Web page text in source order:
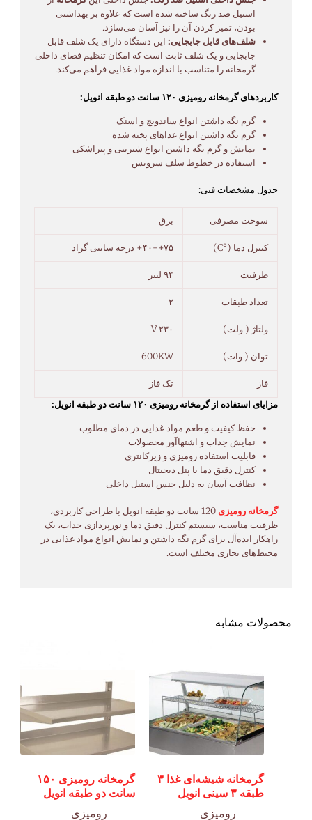
استیل ضد زنگ ساخته شده است که علاوه بر بهداشتی
بودن، تمیز کردن آن را نیز آسان می‌سازد.
شلف‌های قابل جابجایی: این دستگاه دارای یک شلف قابل
جابجایی و یک شلف ثابت است که امکان تنظیم فضای داخلی
گرمخانه را متناسب با اندازه مواد غذایی فراهم می‌کند.
کاربردهای گرمخانه رومیزی ۱۲۰ سانت دو طبقه انویل:
گرم نگه داشتن انواع ساندویچ و اسنک
گرم نگه داشتن انواع غذاهای پخته شده
نمایش و گرم نگه داشتن انواع شیرینی و پیراشکی
استفاده در خطوط سلف سرویس
جدول مشخصات فنی:
سوخت مصرفی برق
کنترل دما (°C) ۷۵+-۴۰+ درجه سانتی گراد
ظرفیت ۹۴ لیتر
تعداد طبقات ۲
ولتاژ ( ولت) ۲۳۰ V
توان ( وات) 600KW
فاز
تک فاز
مزایای استفاده از گرمخانه رومیزی ۱۲۰ سانت دو طبقه انویل:
حفظ کیفیت و طعم مواد غذایی در دمای مطلوب
نمایش جذاب و اشتهاآور محصولات
قابلیت استفاده رومیزی و زیرکانتری
کنترل دقیق دما با پنل دیجیتال
نظافت آسان به دلیل جنس استیل داخلی
گرمخانه رومیزی
120 سانت دو طبقه انویل با طراحی کاربردی،
ظرفیت مناسب، سیستم کنترل دقیق دما و نورپردازی جذاب، یک
راهکار ایده‌آل برای گرم نگه داشتن و نمایش انواع مواد غذایی در
محیط‌های تجاری مختلف است.
محصولات مشابه
گرمخانه شیشه‌ای غذا ۳
طبقه ۳ سینی انویل
رومیزی
گرمخانه رومیزی ۱۵۰
سانت دو طبقه انویل
رومیزی